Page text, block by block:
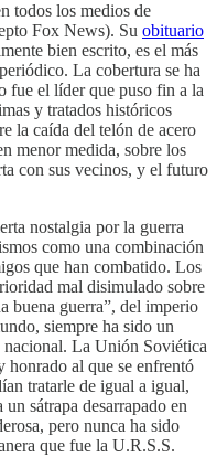
todos los medios de
Fox News). Su obituario
bien escrito, es el más
La cobertura se ha
fue el líder que puso fin a la
y tratados históricos
la caída del telón de acero
menor medida, sobre los
con sus vecinos, y el futuro
nostalgia por la guerra
como una combinación
que han combatido. Los
mal disimulado sobre
buena guerra”, del imperio
siempre ha sido un
nacional. La Unión Soviética
honrado al que se enfrentó
tratarle de igual a igual,
sátrapa desarrapado en
pero nunca ha sido
que fue la U.R.S.S.